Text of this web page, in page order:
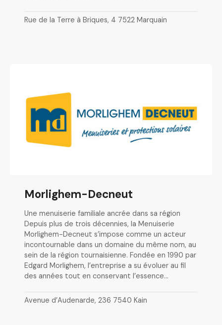
Rue de la Terre à Briques, 4 7522 Marquain
Morlighem-Decneut
Une menuiserie familiale ancrée dans sa région
Depuis plus de trois décennies, la Menuiserie
Morlighem-Decneut s’impose comme un acteur
incontournable dans un domaine du même nom, au
sein de la région tournaisienne. Fondée en 1990 par
Edgard Morlighem, l’entreprise a su évoluer au fil
des années tout en conservant l’essence…
Avenue d’Audenarde, 236 7540 Kain